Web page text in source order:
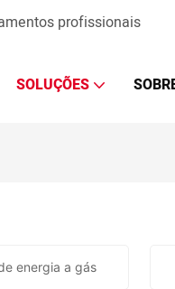
profissionais
SOLUÇÕES
energia a gás